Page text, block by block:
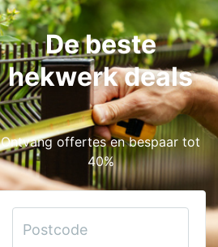
De beste
hekwerk deals
Ontvang offertes en bespaar tot
40%